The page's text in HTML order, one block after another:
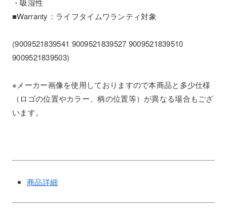
・吸湿性
■Warranty：ライフタイムワランティ対象
(9009521839541 9009521839527 9009521839510
9009521839503)
※メーカー画像を使用しておりますので本商品と多少仕様
（ロゴの位置やカラー、柄の位置等）が異なる場合もござ
います。
商品詳細